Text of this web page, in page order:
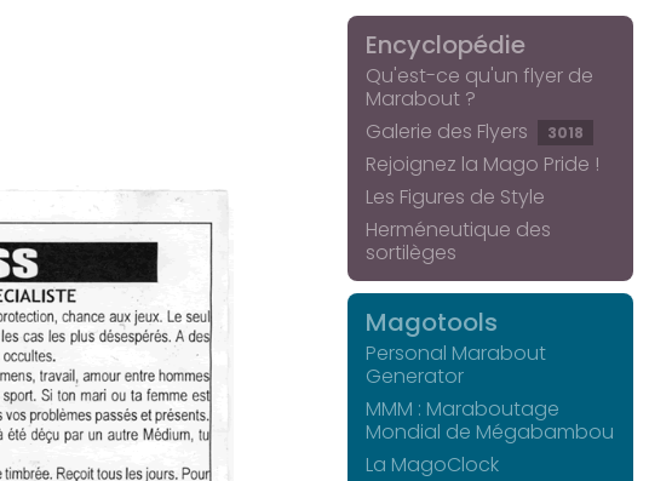
Encyclopédie
Qu'est-ce qu'un flyer de
Marabout ?
Galerie des Flyers
3018
Rejoignez la Mago Pride !
Les Figures de Style
Herméneutique des
sortilèges
Magotools
Personal Marabout
Generator
MMM : Maraboutage
Mondial de Mégabambou
La MagoClock